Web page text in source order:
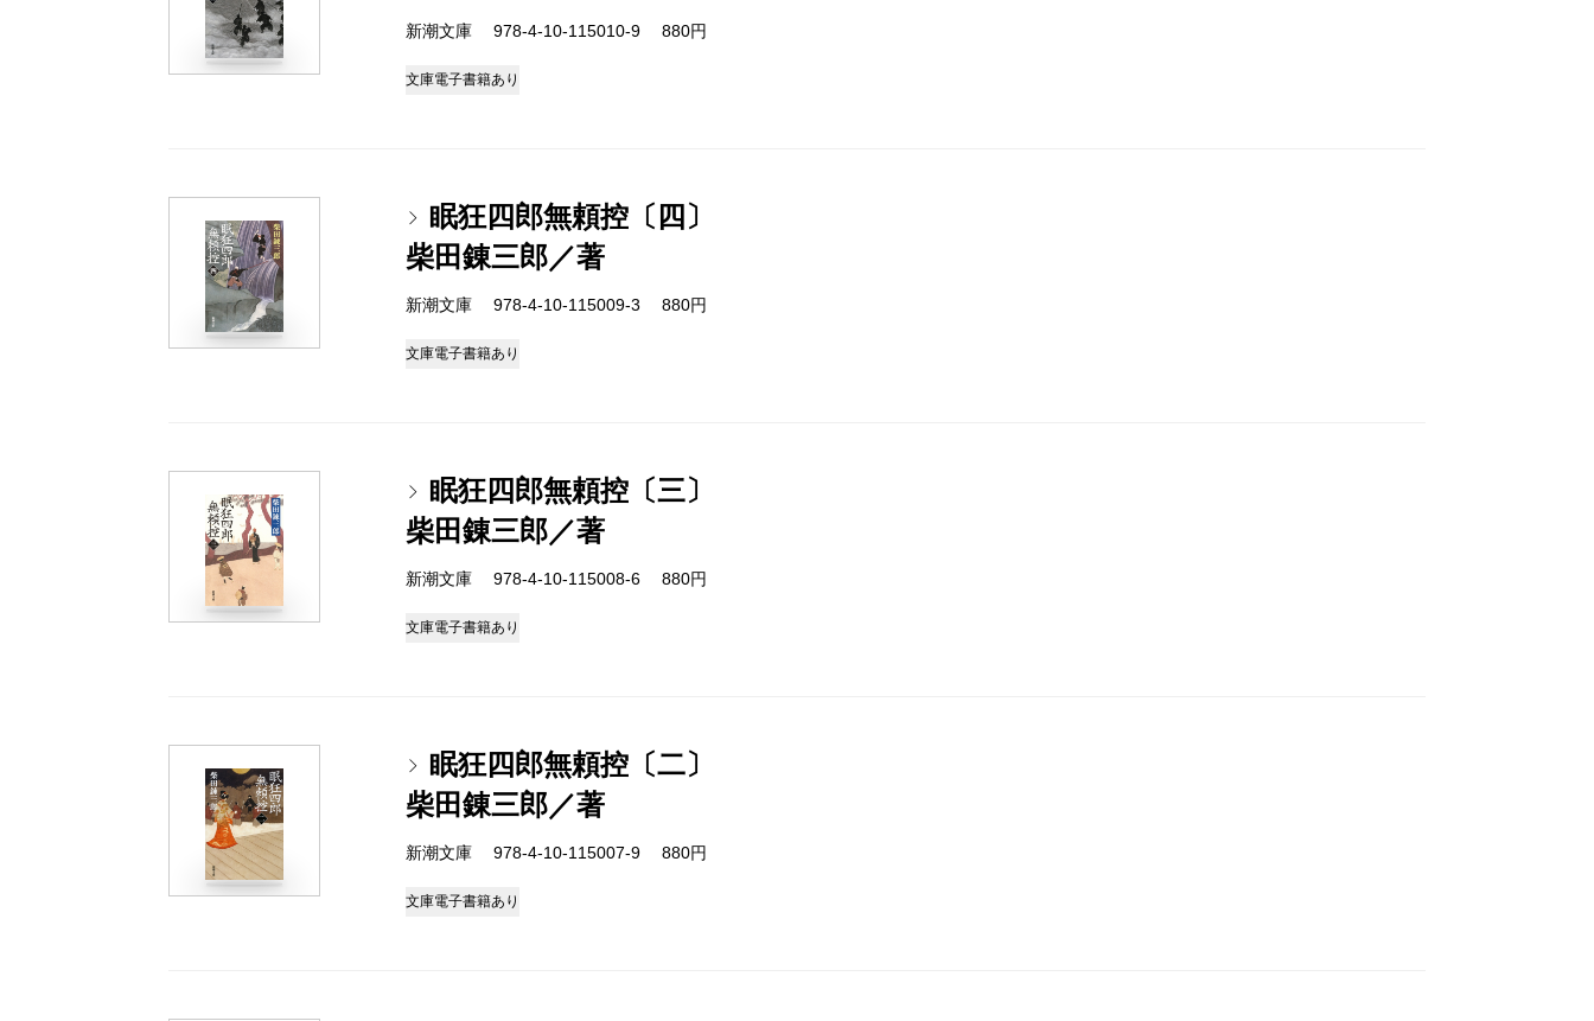
新潮文庫 978-4-10-115010-9 880円
文庫電子書籍あり
眠狂四郎無頼控〔四〕
柴田錬三郎／著
新潮文庫 978-4-10-115009-3 880円
文庫電子書籍あり
眠狂四郎無頼控〔三〕
柴田錬三郎／著
新潮文庫 978-4-10-115008-6 880円
文庫電子書籍あり
眠狂四郎無頼控〔二〕
柴田錬三郎／著
新潮文庫 978-4-10-115007-9 880円
文庫電子書籍あり